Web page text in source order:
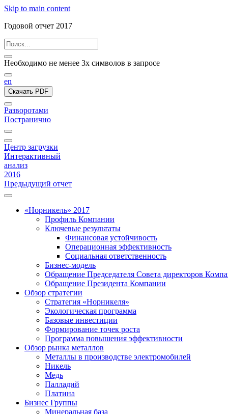
Skip to main content
Годовой отчет 2017
Необходимо не менее 3х символов в запросе
en
Скачать PDF
Разворотами
Постранично
Центр загрузки
Интерактивный
анализ
2016
Предыдущий отчет
«Норникель» 2017
Профиль Компании
Ключевые результаты
Финансовая устойчивость
Операционная эффективность
Социальная ответственность
Бизнес-модель
Обращение Председателя Совета директоров
Обращение Президента Компании
Обзор стратегии
Стратегия «Норникеля»
Экологическая программа
Базовые инвестиции
Формирование точек роста
Программа повышения эффективности
Обзор рынка металлов
Металлы в производстве электромобилей
Никель
Медь
Палладий
Платина
Бизнес Группы
Минеральная база